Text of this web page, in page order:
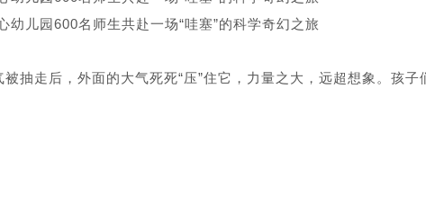
走后，外面的大气死死“压”住它，力量之大，远超想象。孩子